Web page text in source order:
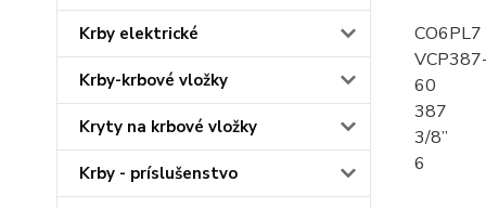
Krby elektrické
Krby-krbové vložky
Kryty na krbové vložky
Krby - príslušenstvo
CO6PL7
60
387
3/8”
6